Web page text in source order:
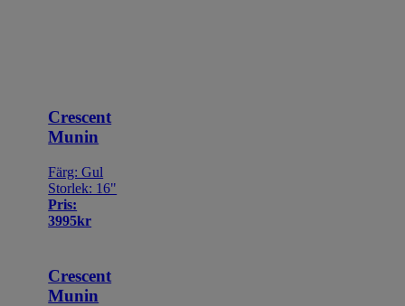
Crescent
Munin
Färg: Gul
Storlek: 16"
Pris:
3995kr
Crescent
Munin